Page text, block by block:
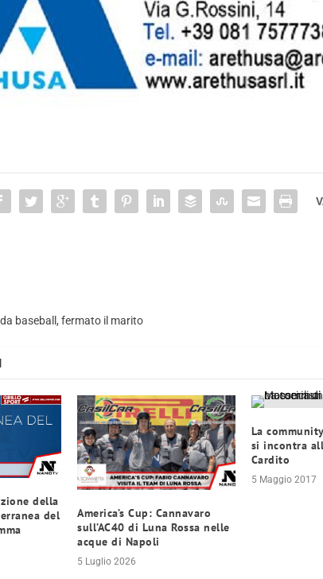
baseball, fermato il marito
della
del
America’s Cup: Cannavaro
sull’AC40 di Luna Rossa nelle
acque di Napoli
5 Luglio 2026
La
si incontra
Cardito
5 Maggio 2017